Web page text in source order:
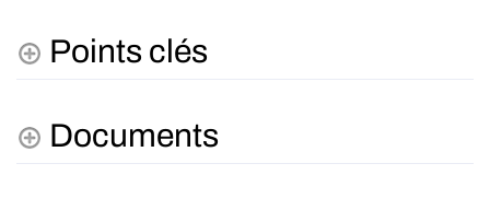
Points clés
Documents